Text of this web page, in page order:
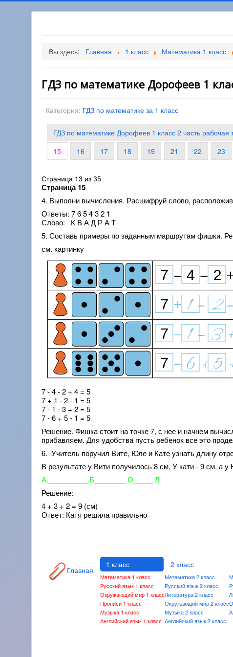
Вы здесь: Главная 1 класс Математика 1 класс
ГДЗ по математике Дорофеев 1
Категория: ГДЗ по математике за 1 класс
ГДЗ по математике Дорофеев 1 класс 2 часть
15
16 17 18 19 21 22 23
Страница 13 из 35
Страница 15
4. Выполни вычисления. Расшифруй слово,
Ответы: 7 6 5 4 3 2 1
Слово: К В А Д Р А Т
5. Составь примеры по заданным маршрутам фишки.
см. картинку
7 - 4 - 2 + 4 = 5
7 + 1 - 2 - 1 = 5
7 - 1 - 3 + 2 = 5
7 - 6 + 5 - 1 = 5
Решение. Фишка стоит на точке 7, с нее и начнем
прибавляем. Для удобства пусть ребенок все это
6. Учитель поручил Вите, Юле и Кате узнать длину
В результате у Вити получилось 8 см, У кати - 9 см, а
А.__________.Б________.О_____.Л
Решение:
4 + 3 + 2 = 9 (см)
Ответ: Катя решила правильно
Главная
1 класс
Математика 1 класс
Русский язык 1 класс
Окружающий мир 1 класс
Прописи 1 класс
Музыка 1 класс
Английский язык 1 класс
2 класс
Математика 2 класс
Русский язык 2 класс
Литература 2 класс
Окружающий мир 2 класс
Музыка 2 класс
Английский язык 2 класс